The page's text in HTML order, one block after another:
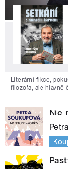
Literární fikce,
filozofa, ale hlavně
Nic